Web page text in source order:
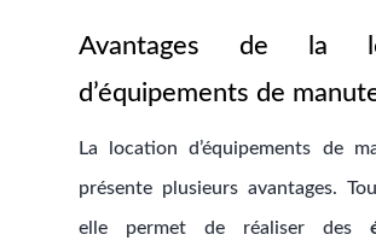
Avantages de la
d’équipements de
La location d’équipements de
présente plusieurs avantages.
elle permet de réaliser des